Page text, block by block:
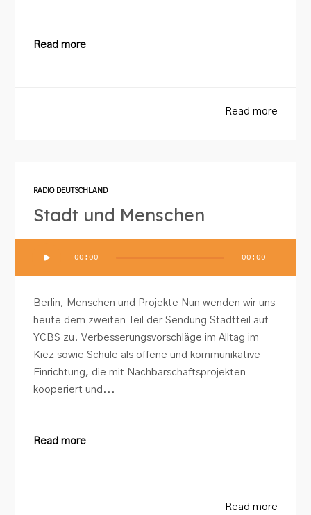
Read more
Read more
RADIO DEUTSCHLAND
Stadt und Menschen
00:00 00:00
Berlin, Menschen und Projekte Nun wenden wir uns
heute dem zweiten Teil der Sendung Stadtteil auf
YCBS zu. Verbesserungsvorschläge im Alltag im
Kiez sowie Schule als offene und kommunikative
Einrichtung, die mit Nachbarschaftsprojekten
kooperiert und...
Read more
Read more